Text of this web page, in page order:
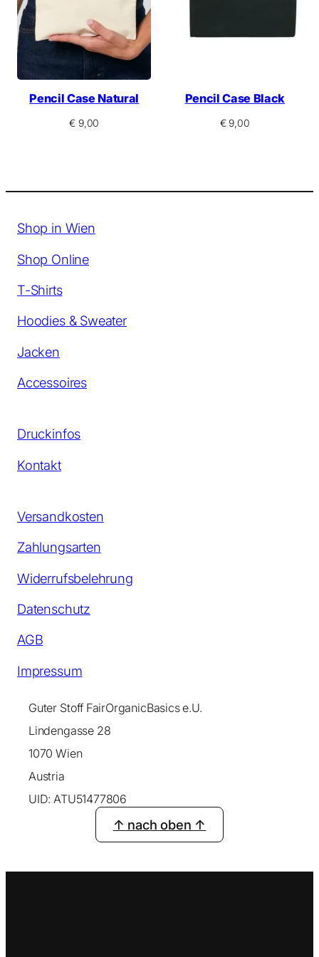
Pencil Case Natural
€ 9,00
Pencil Case Black
€9,00
Shop in Wien
Shop Online
T-Shirts
Hoodies & Sweater
Jacken
Accessoires
Druckinfos
Kontakt
Versandkosten
Zahlungsarten
Widerrufsbelehrung
Datenschutz
AGB
Impressum
Guter Stoff FairOrganicBasics e.U.
Lindengasse 28
1070 Wien
Austria
UID: ATU51477806
↑ nach oben ↑